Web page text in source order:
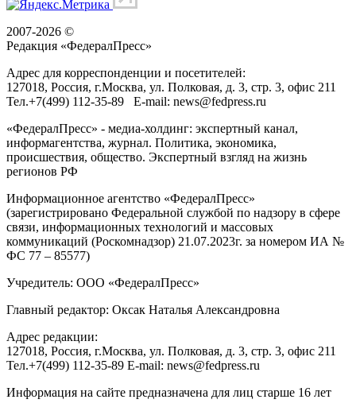
2007-2026 ©
Редакция «ФедералПресс»
Адрес для корреспонденции и посетителей:
127018, Россия, г.Москва, ул. Полковая, д. 3, стр. 3, офис 211
Тел.+7(499) 112-35-89 E-mail: news@fedpress.ru
«ФедералПресс» - медиа-холдинг: экспертный канал,
информагентства, журнал. Политика, экономика,
происшествия, общество. Экспертный взгляд на жизнь
регионов РФ
Информационное агентство «ФедералПресс»
(зарегистрировано Федеральной службой по надзору в сфере
связи, информационных технологий и массовых
коммуникаций (Роскомнадзор) 21.07.2023г. за номером ИА №
ФС 77 – 85577)
Учредитель: ООО «ФедералПресс»
Главный редактор: Оксак Наталья Александровна
Адрес редакции:
127018, Россия, г.Москва, ул. Полковая, д. 3, стр. 3, офис 211
Тел.+7(499) 112-35-89 E-mail: news@fedpress.ru
Информация на сайте предназначена для лиц старше 16 лет